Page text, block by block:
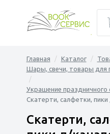
Главная Каталог
Шары, свечи, товары для
Украшение праздничного
Скатерти, салфетки,
Скатерти,